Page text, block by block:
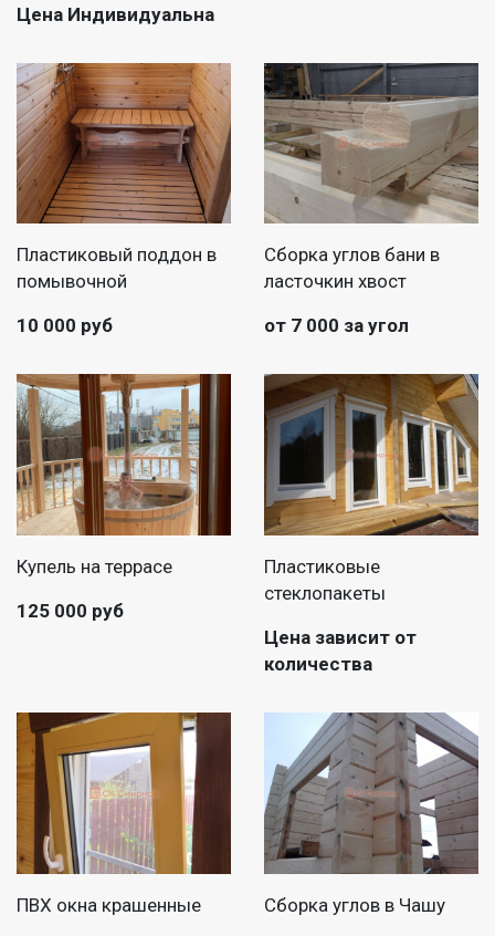
Цена Индивидуальна
Пластиковый поддон в
помывочной
10 000 руб
Сборка углов бани в
ласточкин хвост
от 7 000 за угол
Купель на террасе
125 000 руб
Пластиковые
стеклопакеты
Цена зависит от
количества
ПВХ окна крашенные Сборка углов в Чашу